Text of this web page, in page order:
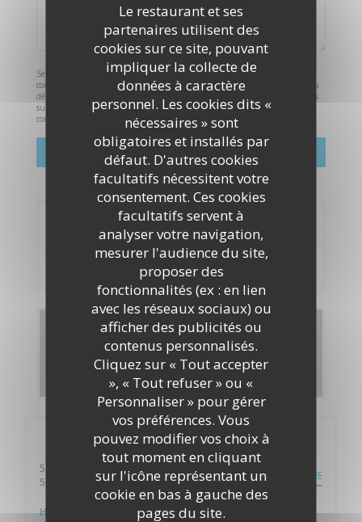
Le restaurant et ses
partenaires utilisent des
cookies sur ce site, pouvant
impliquer la collecte de
données à caractère
personnel. Les cookies dits «
nécessaires » sont
obligatoires et installés par
défaut. D'autres cookies
facultatifs nécessitent votre
consentement. Ces cookies
facultatifs servent à
analyser votre navigation,
mesurer l'audience du site,
proposer des
fonctionnalités (ex : en lien
avec les réseaux sociaux) ou
afficher des publicités ou
contenus personnalisés.
Cliquez sur « Tout accepter
», « Tout refuser » ou «
Personnaliser » pour gérer
vos préférences. Vous
pouvez modifier vos choix à
tout moment en cliquant
sur l'icône représentant un
cookie en bas à gauche des
pages du site.
Selon l'article L.223-2 du code de la consommation, il est rappelé que le
consommateur peut user de son droit à s'inscrire sur la liste d'opposition au
démarchage téléphonique Bloctel :
. Pour plus d'informations
sur le traitement de vos données, consultez notrepolitique de
confidentialité
Réservation
RÉSERVER
Cartes & Menus
DÉCOUVRIR NOTRE CARTE
Infos pratiques
56 rue Digue de Mer
59240 Dunkerque((ouvre une nouvelle fenêtre)) ITINÉRAIRE
Horaires